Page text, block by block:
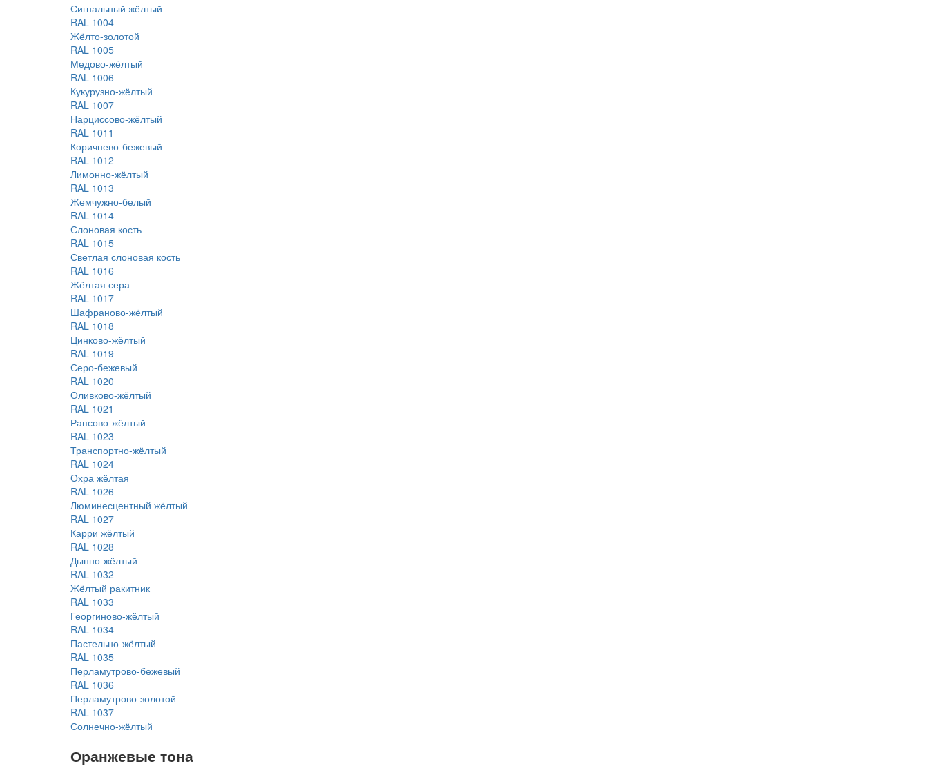
Сигнальный жёлтый
RAL 1004
Жёлто-золотой
RAL 1005
Медово-жёлтый
RAL 1006
Кукурузно-жёлтый
RAL 1007
Нарциссово-жёлтый
RAL 1011
Коричнево-бежевый
RAL 1012
Лимонно-жёлтый
RAL 1013
Жемчужно-белый
RAL 1014
Слоновая кость
RAL 1015
Светлая слоновая кость
RAL 1016
Жёлтая сера
RAL 1017
Шафраново-жёлтый
RAL 1018
Цинково-жёлтый
RAL 1019
Серо-бежевый
RAL 1020
Оливково-жёлтый
RAL 1021
Рапсово-жёлтый
RAL 1023
Транспортно-жёлтый
RAL 1024
Охра жёлтая
RAL 1026
Люминесцентный жёлтый
RAL 1027
Карри жёлтый
RAL 1028
Дынно-жёлтый
RAL 1032
Жёлтый ракитник
RAL 1033
Георгиново-жёлтый
RAL 1034
Пастельно-жёлтый
RAL 1035
Перламутрово-бежевый
RAL 1036
Перламутрово-золотой
RAL 1037
Солнечно-жёлтый
Оранжевые тона